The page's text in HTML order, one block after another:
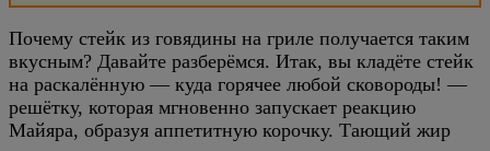
Почему стейк из говядины на гриле получается таким
вкусным? Давайте разберёмся. Итак, вы кладёте стейк
на раскалённую — куда горячее любой сковороды! —
решётку, которая мгновенно запускает реакцию
Майяра, образуя аппетитную корочку. Тающий жир